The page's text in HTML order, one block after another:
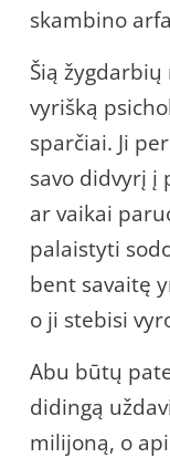
skambino
Šią
vyrišką
sparčiai. Ji
savo didvyrį į
ar vaikai
palaistyti
bent savaitę
o ji stebisi
Abu būtų
didingą
milijoną, o